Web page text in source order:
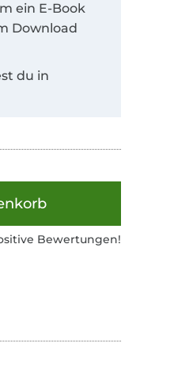
ein E-Book
Download
du in
Bewertungen!